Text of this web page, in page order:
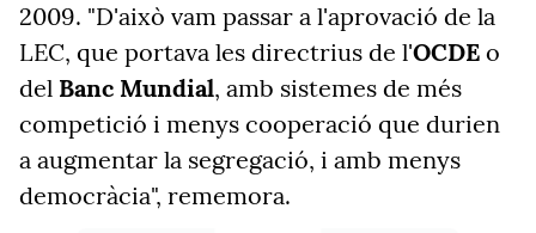
2009. "D'això vam passar a l'aprovació de la
LEC, que portava les directrius de l'OCDE o
del Banc Mundial, amb sistemes de més
competició i menys cooperació que durien
a augmentar la segregació, i amb menys
democràcia", rememora.